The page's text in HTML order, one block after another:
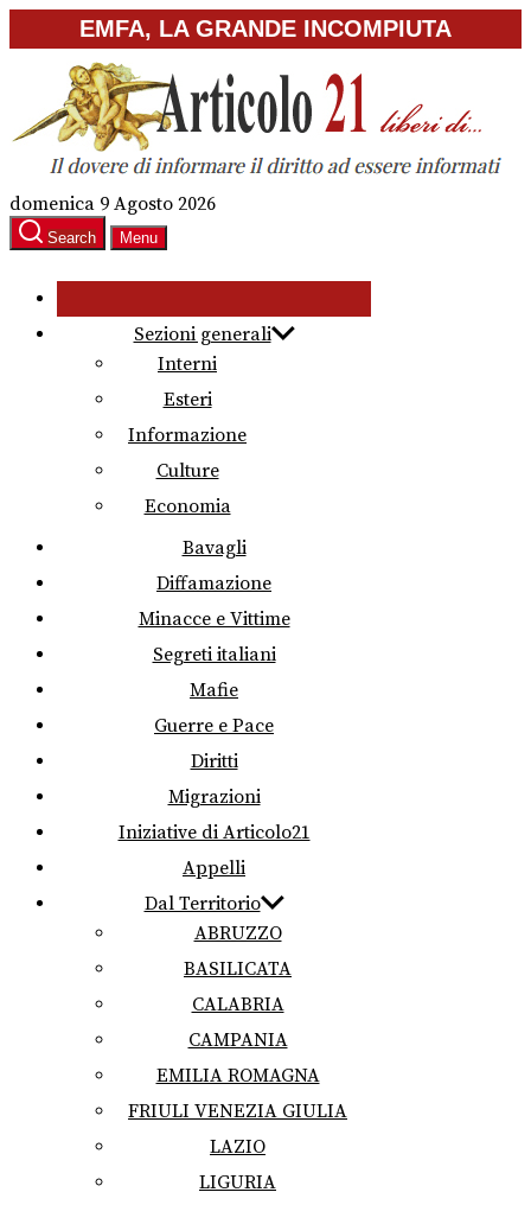
to
content
EMFA, LA GRANDE INCOMPIUTA
domenica 9 Agosto 2026
Search Menu
Sezioni generali
Interni
Esteri
Informazione
Culture
Economia
Bavagli
Diffamazione
Minacce e Vittime
Segreti italiani
Mafie
Guerre e Pace
Diritti
Migrazioni
Iniziative di Articolo21
Appelli
Dal Territorio
ABRUZZO
BASILICATA
CALABRIA
CAMPANIA
EMILIA ROMAGNA
FRIULI VENEZIA GIULIA
LAZIO
LIGURIA